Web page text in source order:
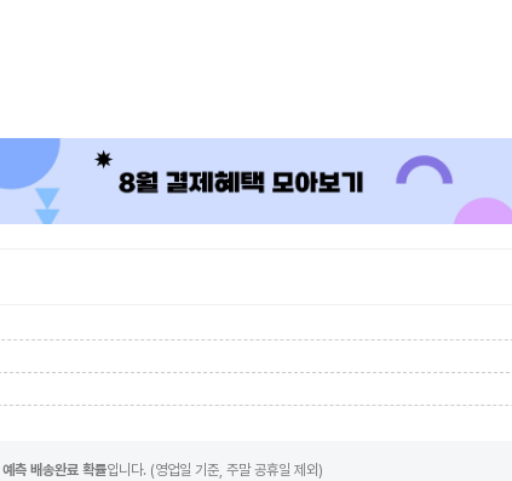
예측 배송완료 확률입니다. (영업일 기준, 주말 공휴일 제외)